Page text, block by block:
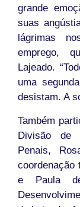
grande
suas
lágrimas
emprego,
Lajeado.
uma
desistam. A
Também
Divisão de
Penais,
coordenação
e Paula